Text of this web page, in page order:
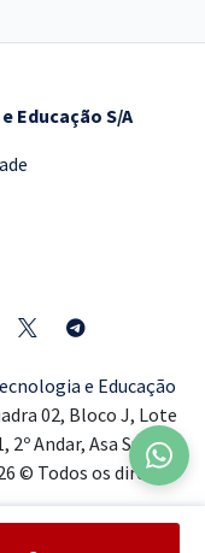
Educação S/A
e Educação
02, Bloco J, Lote
Andar, Asa Sul,
© Todos os direitos